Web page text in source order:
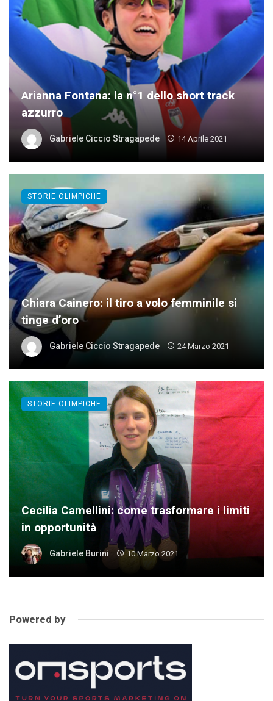
Arianna Fontana: la n°1 dello short track
azzurro
Gabriele Ciccio Stragapede 14 Aprile 2021
Chiara Cainero: il tiro a volo femminile si
tinge d’oro
Gabriele Ciccio Stragapede 24 Marzo 2021
STORIE OLIMPICHE
Cecilia Camellini: come trasformare i limiti
in opportunità
Gabriele Burini 10 Marzo 2021
STORIE OLIMPICHE
Powered by